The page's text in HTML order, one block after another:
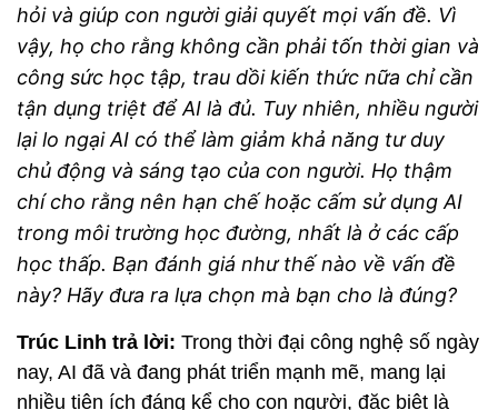
hỏi và giúp con người giải quyết mọi vấn đề. Vì
vậy, họ cho rằng không cần phải tốn thời gian và
công sức học tập, trau dồi kiến thức nữa chỉ cần
tận dụng triệt để AI là đủ. Tuy nhiên, nhiều người
lại lo ngại AI có thể làm giảm khả năng tư duy
chủ động và sáng tạo của con người. Họ thậm
chí cho rằng nên hạn chế hoặc cấm sử dụng AI
trong môi trường học đường, nhất là ở các cấp
học thấp. Bạn đánh giá như thế nào về vấn đề
này? Hãy đưa ra lựa chọn mà bạn cho là đúng?
Trúc Linh trả lời: Trong thời đại công nghệ số ngày
nay, AI đã và đang phát triển mạnh mẽ, mang lại
nhiều tiện ích đáng kể cho con người, đặc biệt là